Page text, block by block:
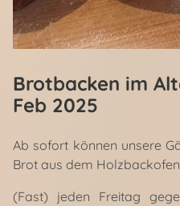
Brotbacken im
Feb 2025
Ab sofort können unsere
Brot aus dem
(Fast) jeden Freitag